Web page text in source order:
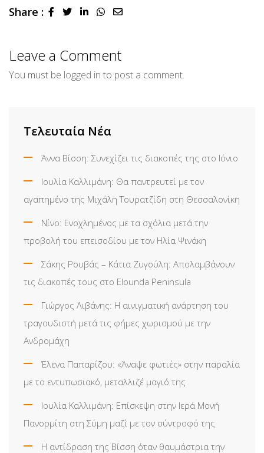
Share : LinkedInWhatsapp
Share
Leave a Comment
You must be logged in to post a comment.
Τελευταία Νέα
Άννα Βίσση: Συνεχίζει τις διακοπές της στο Ιόνιο
Ιουλία Καλλιμάνη: Θα παντρευτεί με τον
αγαπημένο της Μιχάλη Τουρατζίδη στη Θεσσαλονίκη
Νίνο: Ενοχλημένος με τα σχόλια μετά την
προβολή του επεισοδίου με τον Ηλία Ψινάκη
Σάκης Ρουβάς – Κάτια Ζυγούλη: Απολαμβάνουν
τις διακοπές τους στο Elounda Peninsula
Γιώργος Λιβάνης: Η αινιγματική ανάρτηση του
τραγουδιστή μετά τις φήμες χωρισμού με την
Ανδρομάχη
Έλενα Παπαρίζου: «Άναψε φωτιές» στην παραλία
με το εντυπωσιακό, μεταλλιζέ μαγιό της
Ιουλία Καλλιμάνη: Επίσκεψη στην Ιερά Μονή
Πανορμίτη στη Σύμη μαζί με τον σύντροφό της
Η αντίδραση της Βίσση όταν θαυμάστρια την